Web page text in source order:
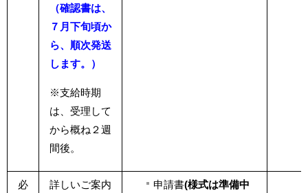
（確認書は、
７月下旬頃か
ら、順次発送
します。）
※支給時期
は、受理して
から概ね２週
間後。
必
詳しいご案内
申請書(様式は準備中